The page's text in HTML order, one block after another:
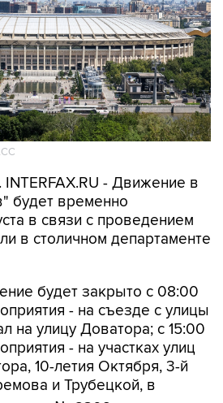
INTERFAX.RU - Движение в
будет временно
в связи с проведением
в столичном департаменте
будет закрыто с 08:00
- на съезде с улицы
на улицу Доватора; с 15:00
- на участках улиц
10-летия Октября, 3-й
и Трубецкой, в